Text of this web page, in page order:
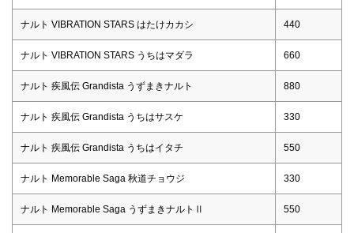
ナルト VIBRATION STARS はたけカカシ 440
ナルト VIBRATION STARS うちはマダラ 660
ナルト 疾風伝 Grandista うずまきナルト 880
ナルト 疾風伝 Grandista うちはサスケ 330
ナルト 疾風伝 Grandista うちはイタチ 550
ナルト Memorable Saga 秋道チョウジ 330
ナルト Memorable Saga うずまきナルトⅡ 550